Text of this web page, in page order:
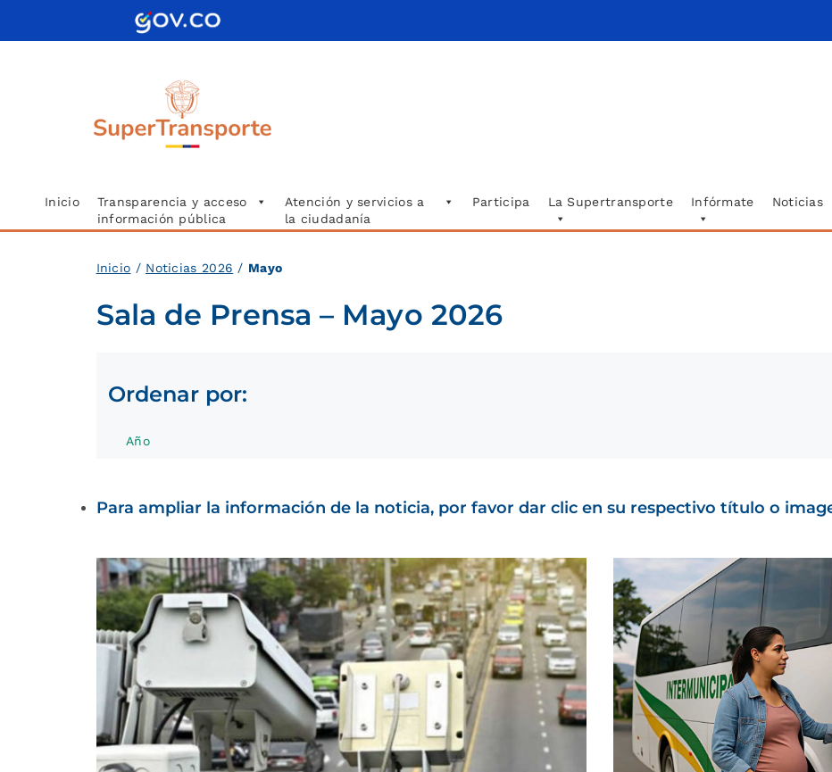
Inicio
Transparencia y acceso
información pública
Atención y servicios a
la ciudadanía
Participa La Supertransporte Infórmate Noticias
Inicio / Noticias 2026 / Mayo
Sala de Prensa – Mayo 2026
Ordenar por:
Año
Para ampliar la información de la noticia, por favor dar clic en su respectivo título o